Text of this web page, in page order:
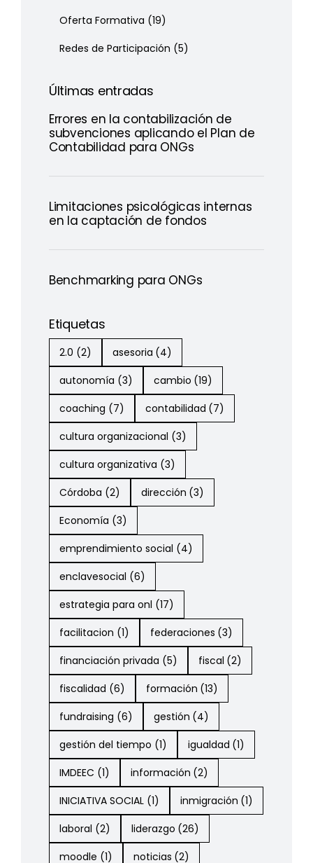
Oferta Formativa (19)
Redes de Participación (5)
Últimas entradas
Errores en la contabilización de
subvenciones aplicando el Plan de
Contabilidad para ONGs
Limitaciones psicológicas internas
en la captación de fondos
Benchmarking para ONGs
Etiquetas
2.0 (2) asesoria (4)
autonomía (3) cambio (19)
coaching (7) contabilidad (7)
cultura organizacional (3)
cultura organizativa (3)
Córdoba (2) dirección (3)
Economía (3)
emprendimiento social (4)
enclavesocial (6)
estrategia para onl (17)
facilitacion (1) federaciones (3)
financiación privada (5) fiscal (2)
fiscalidad (6) formación (13)
fundraising (6) gestión (4)
gestión del tiempo (1) igualdad (1)
IMDEEC (1) información (2)
INICIATIVA SOCIAL (1) inmigración (1)
laboral (2) liderazgo (26)
moodle (1) noticias (2)